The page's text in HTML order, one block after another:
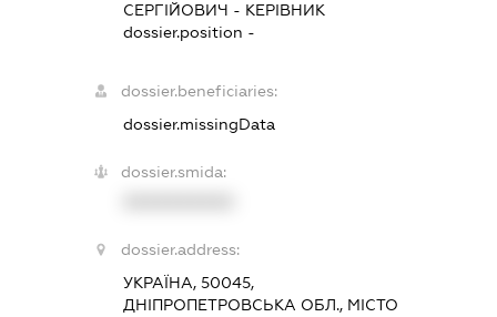
СЕРГІЙОВИЧ - КЕРІВНИК
dossier.position -
dossier.beneficiaries:
dossier.missingData
dossier.smida:
dossier.address:
УКРАЇНА, 50045,
ДНІПРОПЕТРОВСЬКА ОБЛ., МІСТО